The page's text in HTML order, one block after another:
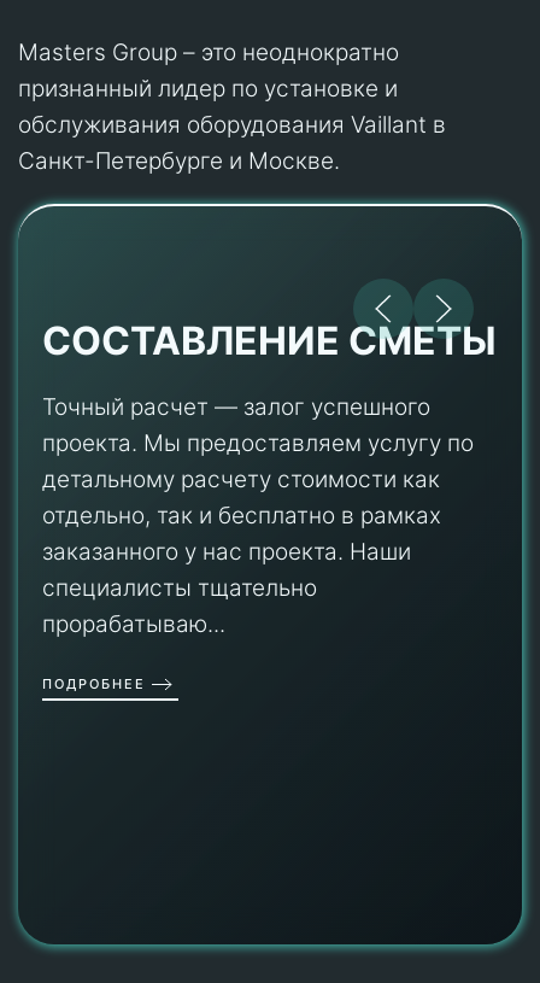
Masters Group – это неоднократно
признанный лидер по установке и
обслуживания оборудования Vaillant в
Санкт-Петербурге и Москве.
СОСТАВЛЕНИЕ СМЕТЫ
Точный расчет — залог успешного
проекта. Мы предоставляем услугу по
детальному расчету стоимости как
отдельно, так и бесплатно в рамках
заказанного у нас проекта. Наши
специалисты тщательно
прорабатываю...
ПОДРОБНЕЕ